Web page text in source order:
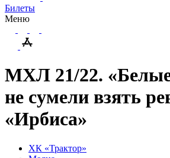
Билеты
Меню
МХЛ 21/22.
не сумели взять
«Ирбиса»
ХК «Трактор»